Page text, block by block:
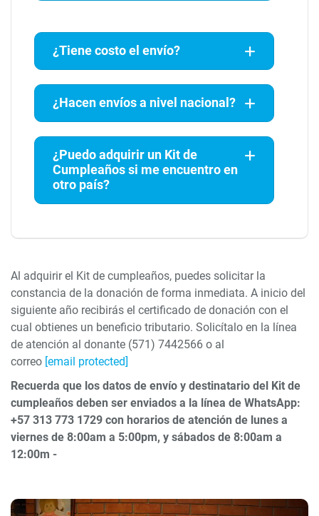
¿Tiene costo el envío?
¿Hacen envíos a nivel nacional?
¿Puedo adquirir un Kit de
Cumpleaños si me encuentro en
otro país?
Al adquirir el Kit de cumpleaños, puedes solicitar la
constancia de la donación de forma inmediata. A inicio del
siguiente año recibirás el certificado de donación con el
cual obtienes un beneficio tributario. Solicítalo en la línea
de atención al donante (571) 7442566 o al
correo [email protected]
Recuerda que los datos de envío y destinatario del Kit de
cumpleaños deben ser enviados a la línea de WhatsApp:
+57 313 773 1729 con horarios de atención de lunes a
viernes de 8:00am a 5:00pm, y sábados de 8:00am a
12:00m -